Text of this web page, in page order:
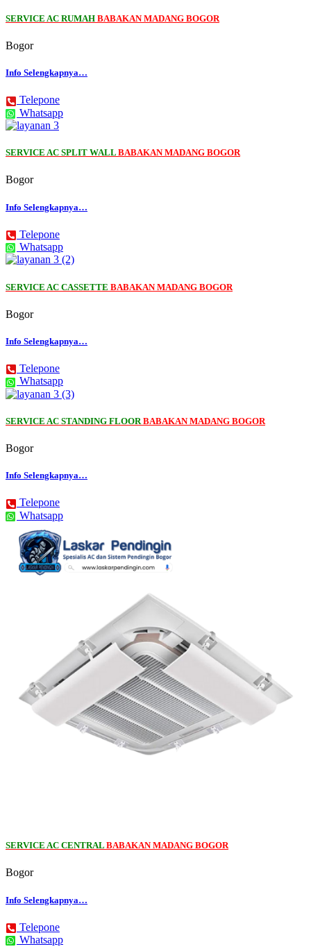
SERVICE AC RUMAH BABAKAN MADANG BOGOR
Bogor
Info Selengkapnya…
Telepone
Whatsapp
SERVICE AC SPLIT WALL BABAKAN MADANG BOGOR
Bogor
Info Selengkapnya…
Telepone
Whatsapp
SERVICE AC CASSETTE BABAKAN MADANG BOGOR
Bogor
Info Selengkapnya…
Telepone
Whatsapp
SERVICE AC STANDING FLOOR BABAKAN MADANG BOGOR
Bogor
Info Selengkapnya…
Telepone
Whatsapp
SERVICE AC CENTRAL BABAKAN MADANG BOGOR
Bogor
Info Selengkapnya…
Telepone
Whatsapp